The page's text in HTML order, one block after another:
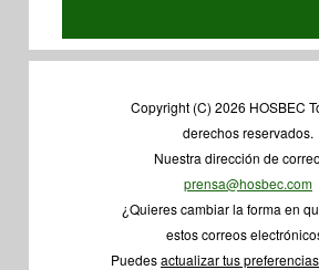
Copyright (C) 2026 HOSBEC
derechos reservados.
Nuestra dirección de
prensa@hosbec.com
¿Quieres cambiar la forma en
estos correos
Puedesactualizar tus preferencias